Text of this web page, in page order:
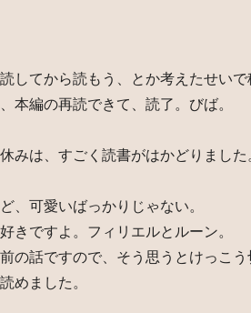
してから読もう、とか考えたせい
本編の再読できて、読了。びば。
みは、すごく読書がはかどりまし
、可愛いばっかりじゃない。
きですよ。フィリエルとルーン。
の話ですので、そう思うとけっこ
めました。